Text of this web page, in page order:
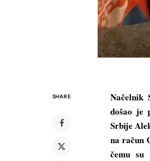
SHARE
Načelnik
došao je
Srbije
na račun
čemu su